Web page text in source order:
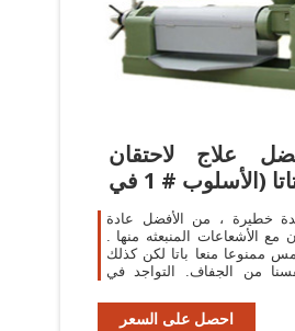
علاج لاحتقان
(الأسلوب # 1 في
خطيرة ، من الأفضل عادة
مع الأشعاعات المنبعثه منها .
ممنوعا منعا باتا لكن كذلك
من الجفاف. التواجد في
احصل على السعر